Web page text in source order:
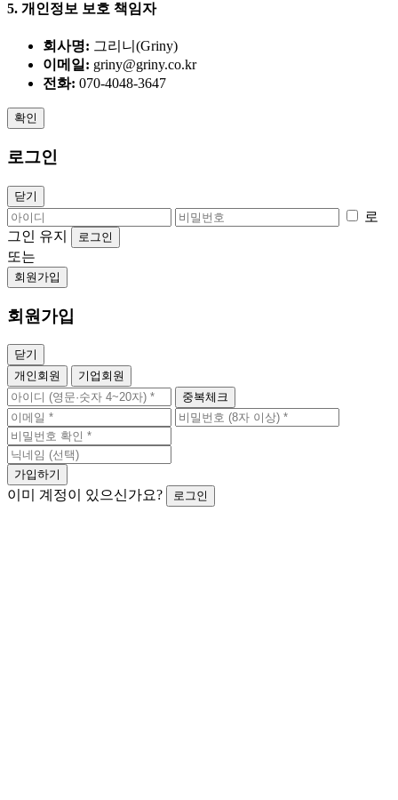
5. 개인정보 보호 책임자
회사명: 그리니(Griny)
이메일: griny@griny.co.kr
전화: 070-4048-3647
확인
로그인
닫기
로
그인 유지
로그인
또는
회원가입
회원가입
닫기
개인회원
기업회원
중복체크
가입하기
이미 계정이 있으신가요? 로그인